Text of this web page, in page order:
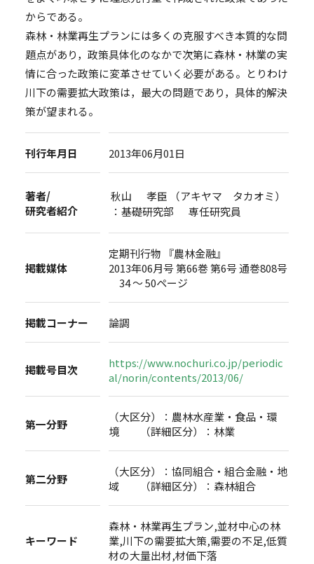
からである。
森林・林業再生プランには多くの克服すべき本質的な問
題点があり，政策具体化のなかで次第に森林・林業の実
情に合った政策に変革させていく必要がある。とりわけ
川下の需要拡大政策は，最大の問題であり，具体的解決
策が望まれる。
刊行年月日 2013年06月01日
著者/
研究者紹介
秋山 孝臣 （アキヤマ タカオミ）
：基礎研究部 専任研究員
掲載媒体
定期刊行物 『農林金融』
2013年06月号 第66巻 第6号 通巻808号
34 ～ 50ページ
掲載コーナー 論調
掲載号目次
https://www.nochuri.co.jp/periodic
al/norin/contents/2013/06/
第一分野
（大区分）：農林水産業・食品・環
境 （詳細区分）：林業
第二分野
（大区分）：協同組合・組合金融・地
域 （詳細区分）：森林組合
キーワード
森林・林業再生プラン,並材中心の林
業,川下の需要拡大策,需要の不足,低質
材の大量出材,材価下落